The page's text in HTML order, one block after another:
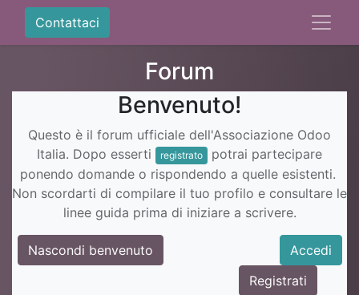
Contattaci
Forum
Benvenuto!
Questo è il forum ufficiale dell'Associazione Odoo
Italia. Dopo esserti
registrato
potrai partecipare
ponendo domande o rispondendo a quelle esistenti.
Non scordarti di compilare il tuo profilo e consultare le
linee guida prima di iniziare a scrivere.
Nascondi benvenuto
Accedi
Registrati